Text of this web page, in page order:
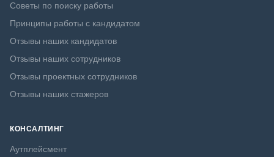
Советы по поиску работы
Принципы работы с кандидатом
Отзывы наших кандидатов
Отзывы наших сотрудников
Отзывы проектных сотрудников
Отзывы наших стажеров
КОНСАЛТИНГ
Аутплейсмент